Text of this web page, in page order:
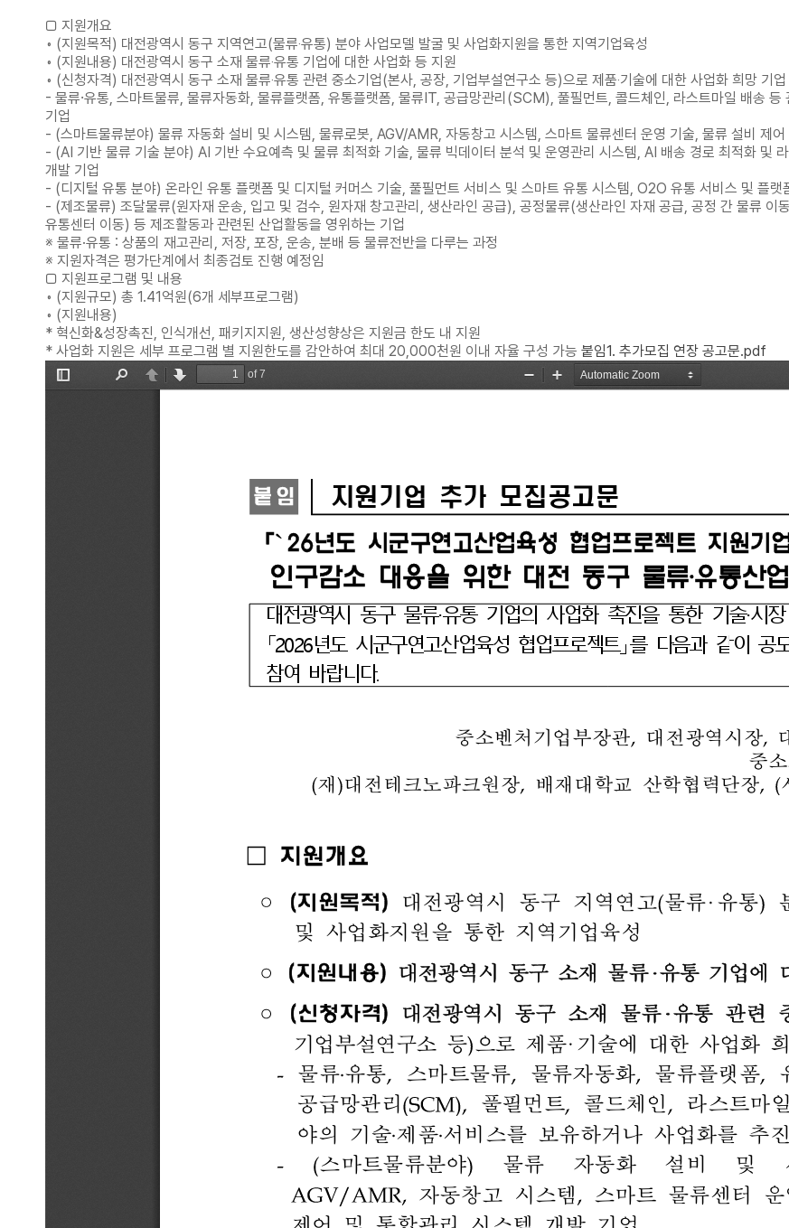
□ 지원개요
◦ (지원목적) 대전광역시 동구 지역연고(물류‧유통) 분야 사업모델 발굴 및 사업화지원을 통한 지역기업육성
◦ (지원내용) 대전광역시 동구 소재 물류‧유통 기업에 대한 사업화 등 지원
◦ (신청자격) 대전광역시 동구 소재 물류‧유통 관련 중소기업(본사, 공장, 기업부설연구소 등)으로 제품‧기술에 대한 사업화 희망 기업
- 물류⸱유통, 스마트물류, 물류자동화, 물류플랫폼, 유통플랫폼, 물류IT, 공급망관리(SCM), 풀필먼트, 콜드체인, 라스트마일 배송 등
기업
- (스마트물류분야) 물류 자동화 설비 및 시스템, 물류로봇, AGV/AMR, 자동창고 시스템, 스마트 물류센터 운영 기술, 물류 설비 제
- (AI 기반 물류 기술 분야) AI 기반 수요예측 및 물류 최적화 기술, 물류 빅데이터 분석 및 운영관리 시스템, AI 배송 경로 최적화 및
개발 기업
- (디지털 유통 분야) 온라인 유통 플랫폼 및 디지털 커머스 기술, 풀필먼트 서비스 및 스마트 유통 시스템, O2O 유통 서비스 및 플
- (제조물류) 조달물류(원자재 운송, 입고 및 검수, 원자재 창고관리, 생산라인 공급), 공정물류(생산라인 자재 공급, 공정 간 물류 이
유통센터 이동) 등 제조활동과 관련된 산업활동을 영위하는 기업
※ 물류·유통 : 상품의 재고관리, 저장, 포장, 운송, 분배 등 물류전반을 다루는 과정
※ 지원자격은 평가단계에서 최종검토 진행 예정임
□ 지원프로그램 및 내용
◦ (지원규모) 총 1.41억원(6개 세부프로그램)
◦ (지원내용)
* 혁신화&성장촉진, 인식개선, 패키지지원, 생산성향상은 지원금 한도 내 지원
* 사업화 지원은 세부 프로그램 별 지원한도를 감안하여 최대 20,000천원 이내 자율 구성 가능 붙임1. 추가모집 연장 공고문.pdf